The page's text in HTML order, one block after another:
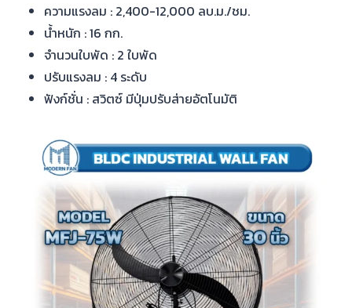
ความแรงลม : 2,400-12,000 ลบ.ม./ชม.
น้ำหนัก : 16 กก.
จำนวนใบพัด : 2 ใบพัด
ปรับแรงลม : 4 ระดับ
ฟังก์ชั่น : สวิตซ์ มีปุ่มปรับส่ายอัตโนมัติ